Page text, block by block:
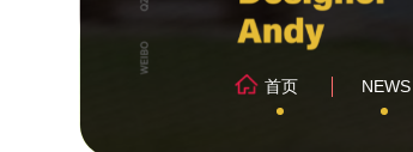
首页 NEWS